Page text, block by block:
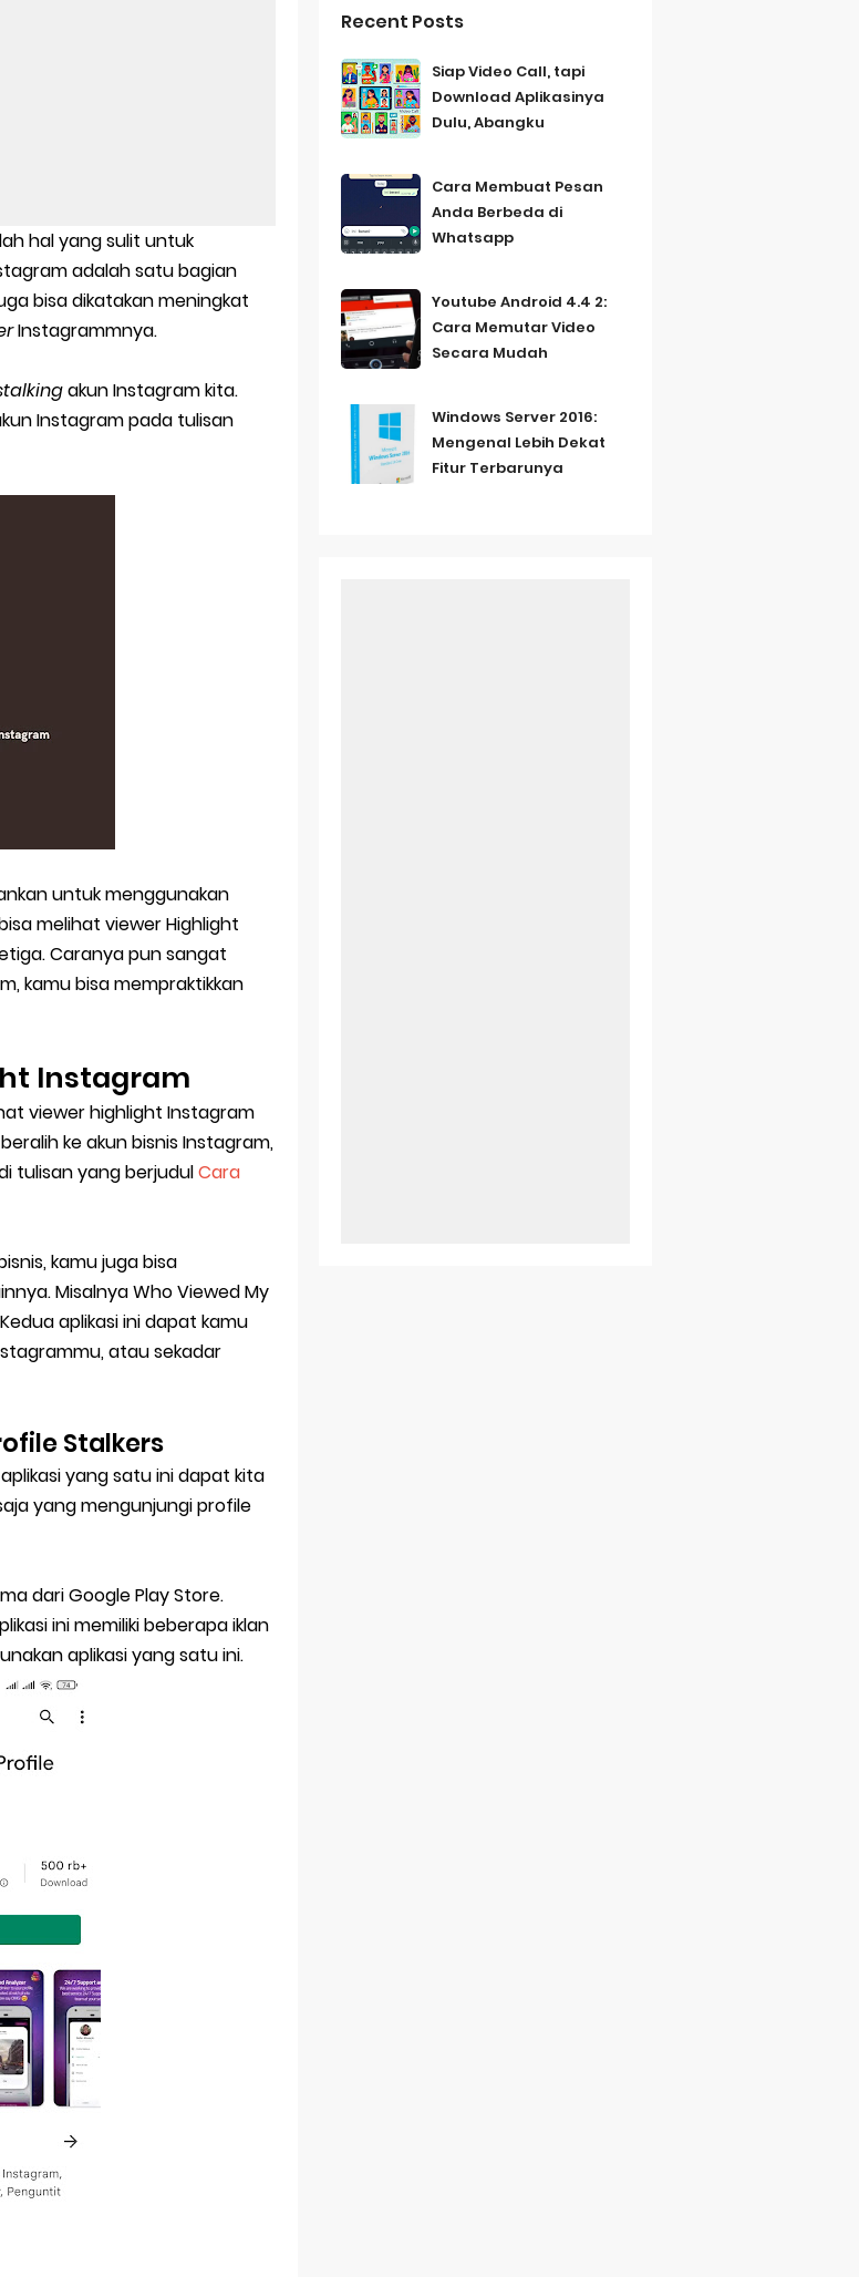
Untuk Kendaraan Anda
Dan Menyimpan Foto Grup Whatsapp
Bagaimana Cara Menggunakannya
Untuk Menjaga Hubungan
Untuk Pecinta Togel
di Whatsapp
hal yang sulit untuk
adalah satu bagian
bisa dikatakan meningkat
Instagrammnya.
akun Instagram kita.
Instagram pada tulisan
untuk menggunakan
melihat viewer Highlight
Caranya pun sangat
kamu bisa mempraktikkan
Instagram
viewer highlight Instagram
ke akun bisnis Instagram,
tulisan yang berjudulCara
kamu juga bisa
Misalnya Who Viewed My
aplikasi ini dapat kamu
atau sekadar
Stalkers
yang satu ini dapat kita
yang mengunjungi profile
dari Google Play Store.
ini memiliki beberapa iklan
aplikasi yang satu ini.
Recent Posts
Siap Video Call, tapi
Download Aplikasinya
Dulu, Abangku
Cara Membuat Pesan
Anda Berbeda di
Whatsapp
Youtube Android 4.4 2:
Cara Memutar Video
Secara Mudah
Windows Server 2016:
Mengenal Lebih Dekat
Fitur Terbarunya